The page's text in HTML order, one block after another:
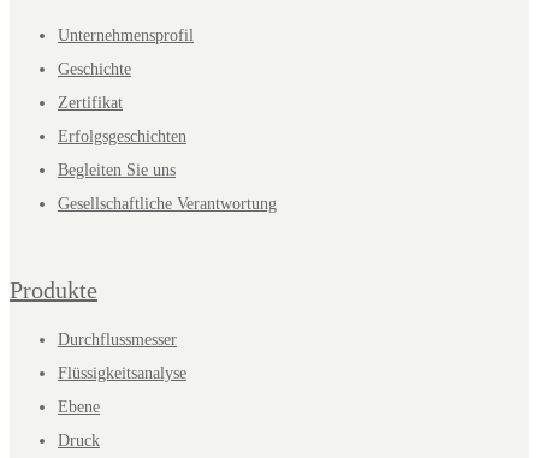
Unternehmensprofil
Geschichte
Zertifikat
Erfolgsgeschichten
Begleiten Sie uns
Gesellschaftliche Verantwortung
Produkte
Durchflussmesser
Flüssigkeitsanalyse
Ebene
Druck